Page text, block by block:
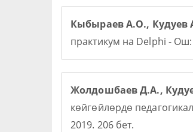
Кыбыраев А.О., Кудуев
практикум на Delphi - Ош:
Жолдошбаев Д.А.,
көйгөйлөрдө
2019. 206 бет.